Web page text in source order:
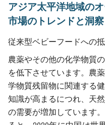
アジア太平洋地域の
市場のトレンドと洞察
従来型ベビーフードへの
農薬やその他の化学物質
を低下させています。農
学物質残留物に関連する
知識が高まるにつれ、天
の需要が増加しています